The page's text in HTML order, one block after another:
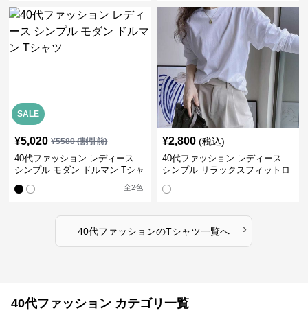
SALE
¥5,020 ¥5580(割引前)
40代ファッション レディース
シンプル モダン ドルマン Tシャ
全2色
¥2,800 (税込)
40代ファッション レディース
シンプル リラックスフィットロ
40代ファッションのTシャツ一覧へ ›
40代ファッション カテゴリ一覧